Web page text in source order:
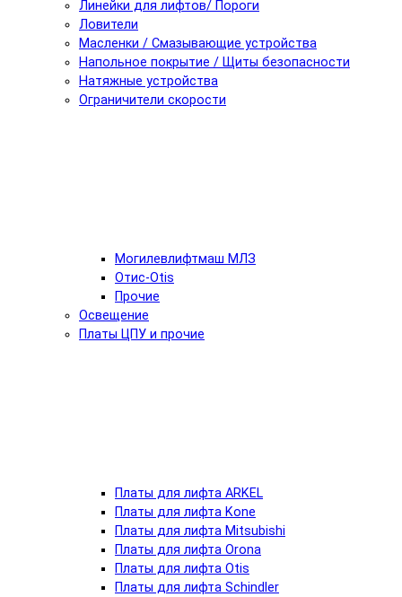
Линейки для лифтов/ Пороги
Ловители
Масленки / Смазывающие устройства
Напольное покрытие / Щиты безопасности
Натяжные устройства
Ограничители скорости
Могилевлифтмаш МЛЗ
Отис-Otis
Прочие
Освещение
Платы ЦПУ и прочие
Платы для лифта ARKEL
Платы для лифта Kone
Платы для лифта Mitsubishi
Платы для лифта Orona
Платы для лифта Otis
Платы для лифта Schindler